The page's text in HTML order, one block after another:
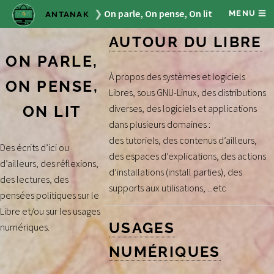
ANTANAK On parle, On pense, On lit MENU
ON PARLE,
ON PENSE,
ON LIT
Des écrits d’ici ou
d’ailleurs, des réflexions,
des lectures, des
pensées politiques sur le
Libre et/ou sur les usages
numériques.
AUTOUR DU LIBRE
À propos des systèmes et logiciels
Libres, sous GNU-Linux, des distributions
diverses, des logiciels et applications
dans plusieurs domaines :
des tutoriels, des contenus d’ailleurs,
des espaces d’explications, des actions
d’installations (install parties), des
supports aux utilisations, ...etc
USAGES
NUMÉRIQUES